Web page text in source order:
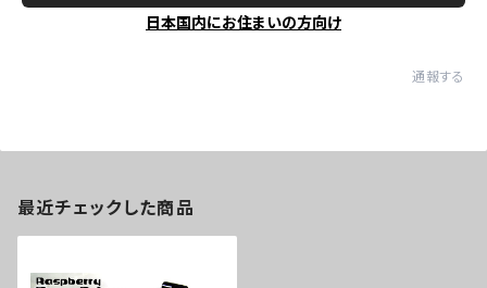
日本国内にお住まいの方向け
通報する
最近チェックした商品